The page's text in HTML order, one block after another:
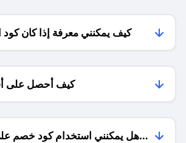
كيف يمكنني معرفة إذا كان
كيف أحصل على
هل يمكنني استخدام كود خصم